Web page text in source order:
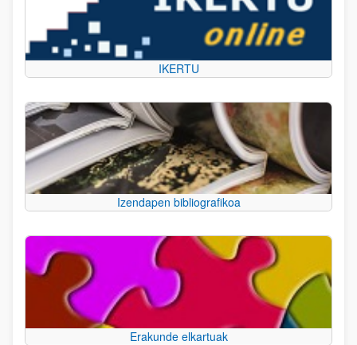
IKERTU
Izendapen bibliografikoa
Erakunde elkartuak